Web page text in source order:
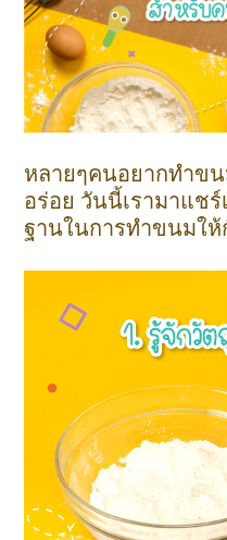
หลายๆคนอยากทำข
อร่อย วันนี้เรามาแช
ฐานในการทำขนมให้